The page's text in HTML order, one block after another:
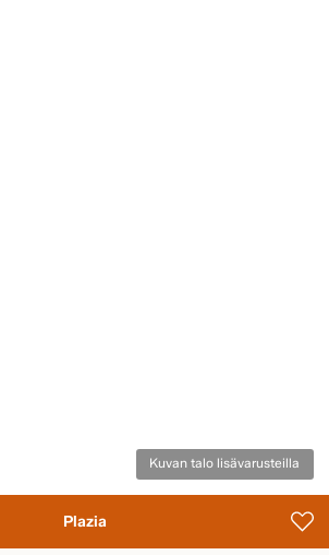
Kuvan talo lisävarusteilla
Plazia